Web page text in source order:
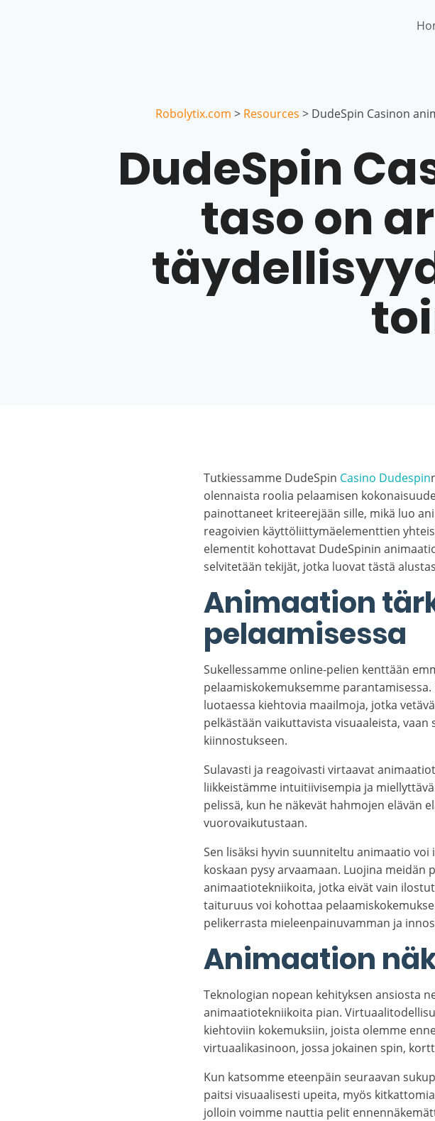
Robolytix.com > Resources > DudeSpin Casinon
DudeSpin
taso on
Tutkiessamme DudeSpin Casino Dudespin
olennaista roolia pelaamisen
painottaneet kriteerejään sille, mikä luo
reagoivien käyttöliittymäelementtien
elementit kohottavat DudeSpinin
selvitetään tekijät, jotka luovat tästä
Animaation
pelaamisessa
Sukellessamme online-pelien kenttään
pelaamiskokemuksemme
luotaessa kiehtovia maailmoja, jotka
pelkästään vaikuttavista visuaaleista,
kiinnostukseen.
Sulavasti ja reagoivasti virtaavat
liikkeistämme intuitiivisempia ja
pelissä, kun he näkevät hahmojen elävän
vuorovaikutustaan.
Sen lisäksi hyvin suunniteltu animaatio
koskaan pysy arvaamaan. Luojina
animaatiotekniikoita, jotka eivät vain
taituruus voi kohottaa
pelikerrasta mieleenpainuvamman ja
Animaation
Teknologian nopean kehityksen ansiosta
animaatiotekniikoita pian.
kiehtoviin kokemuksiin, joista olemme
virtuaalikasinoon, jossa jokainen spin,
Kun katsomme eteenpäin seuraavan
paitsi visuaalisesti upeita, myös
jolloin voimme nauttia pelit